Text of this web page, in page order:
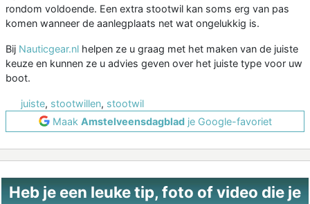
rondom voldoende. Een extra stootwil kan soms erg van pas
komen wanneer de aanlegplaats net wat ongelukkig is.
Bij Nauticgear.nl helpen ze u graag met het maken van de juiste
keuze en kunnen ze u advies geven over het juiste type voor uw
boot.
juiste, stootwillen, stootwil
Maak Amstelveensdagbladje Google-favoriet
Heb je een leuke tip, foto of video die je